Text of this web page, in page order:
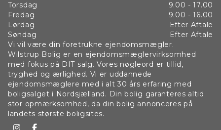
Torsdag
9.00 - 17.00
Fredag
9.00 - 16.00
Lørdag
Efter Aftale
Søndag
Efter Aftale
Vi vil være din foretrukne ejendomsmægler.
Wilstrup Bolig er en ejendomsmæglervirksomhed
med fokus på DIT salg. Vores nøgleord er tillid,
tryghed og ærlighed. Vi er uddannede
ejendomsmæglere med i alt 30 års erfaring med
boligsalget i Nordsjælland. Din bolig garanteres altid
stor opmærksomhed, da din bolig annonceres på
landets største boligsites.